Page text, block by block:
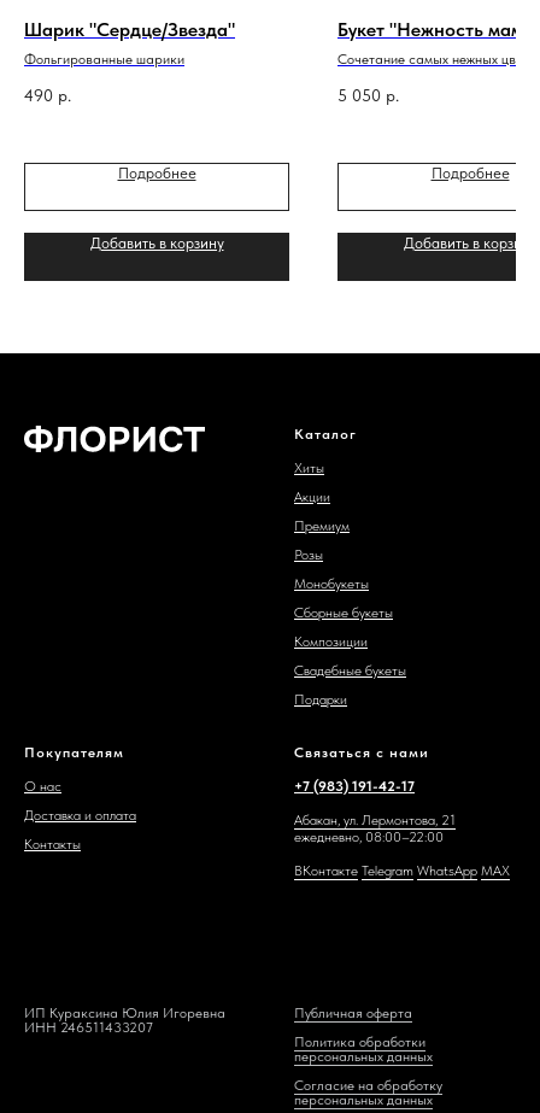
Шарик "Сердце/Звезда"
Фольгированные шарики
490 р.
Подробнее
Добавить в корзину
Букет "Нежность
Сочетание самых нежных
5 050 р.
Подробнее
Добавить в корзину
Каталог
Хиты
Акции
Премиум
Розы
Монобукеты
Сборные букеты
Композиции
Свадебные букеты
Подарки
Покупателям
О нас
Доставка и оплата
Контакты
Связаться с нами
+7 (983) 191-42-17
Абакан, ул. Лермонтова, 21
ежедневно, 08:00–22:00
ВКонтакте Telegram WhatsApp MAX
ИП Кураксина Юлия Игоревна
ИНН 246511433207
Публичная оферта
Политика обработки
персональных данных
Согласие на обработку
персональных данных